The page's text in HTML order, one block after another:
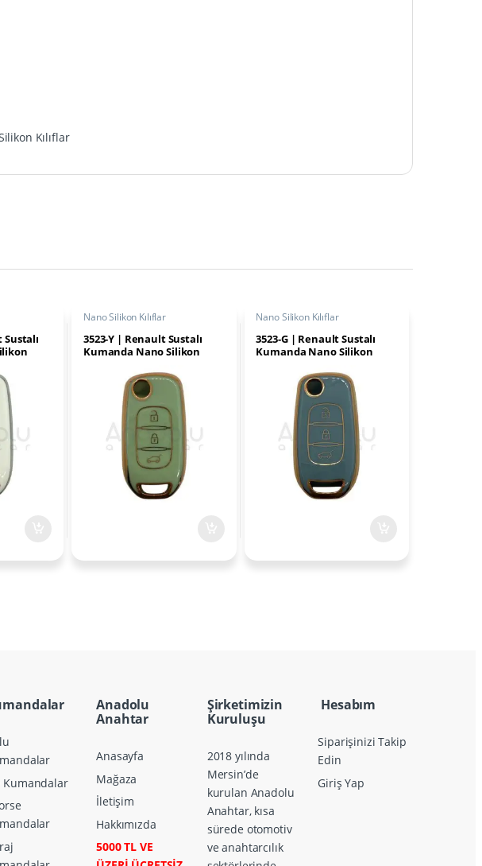
Kılıflar
Nano Silikon Kılıflar
3523-Y | Renault Sustalı
Kumanda Nano Silikon
Nano Silikon Kılıflar
3523-G | Renault Sustalı
Kumanda Nano Silikon
Kumandalar
Anadolu
Anahtar
Anasayfa
Mağaza
İletişim
Hakkımızda
5000 TL VE
Şirketimizin
Kuruluşu
2018 yılında
Mersin’de
kurulan Anadolu
Anahtar, kısa
sürede otomotiv
ve anahtarcılık
Hesabım
Siparişinizi Takip
Edin
Giriş Yap